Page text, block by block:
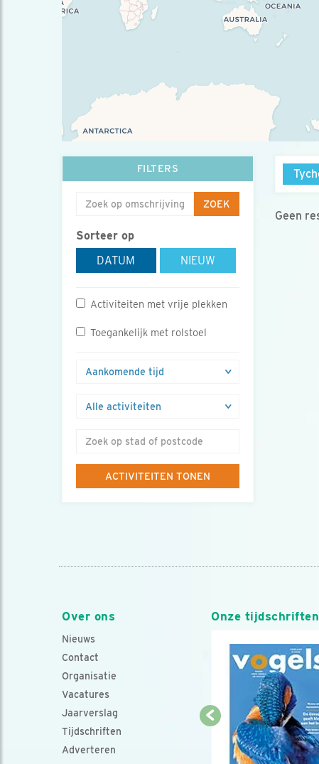
FILTERS
ZOEK
Sorteer op
DATUM
NIEUW
Activiteiten met vrije plekken
Toegankelijk met rolstoel
Zoek
of
ACTIVITEITEN TONEN
Geen
Over ons
Nieuws
Contact
Organisatie
Vacatures
Jaarverslag
Tijdschriften
Adverteren
Onze tijdschriften